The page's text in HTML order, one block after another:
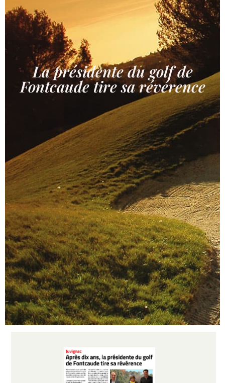
La présidente du golf de
Fontcaude tire sa révérence